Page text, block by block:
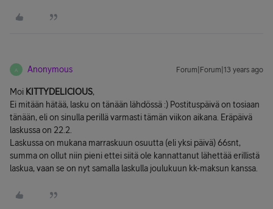
A Anonymous Forum|Forum|13 years ago
Moi KITTYDELICIOUS,
Ei mitään hätää, lasku on tänään lähdössä :) Postituspäivä on tosiaan
tänään, eli on sinulla perillä varmasti tämän viikon aikana. Eräpäivä
laskussa on 22.2.
Laskussa on mukana marraskuun osuutta (eli yksi päivä) 66snt,
summa on ollut niin pieni ettei siitä ole kannattanut lähettää erillistä
laskua, vaan se on nyt samalla laskulla joulukuun kk-maksun kanssa.